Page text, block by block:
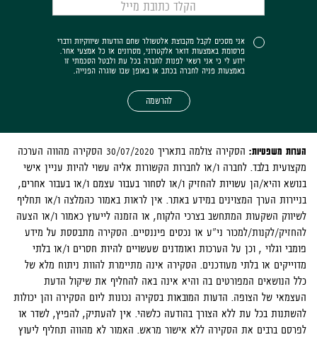
אני מסכים לקבל מקבוצת אלטשולר שחם הודעות שיווקיות ודברי
פרסומת באמצעות דואר אלקטרוני, מסרונים או כל אמצעי אחר.
ידוע לי כי אני רשאי לפנות לחברה בכל עת ולבטל הסכמתי זו
באמצעות פניה לחברה בכתב או באופן שבו שוגרה הפנייה.
להרשמה
הערות משפטיות:
הסקירה צולמה בתאריך 30/07/2020 הסקירה מהווה הערכה
מקצועית בלבד. לחברה ו/או לחברות הקשורות אליה עשוי להיות עניין אישי
בנושא והיא/הן עשויות להחזיק ו/או לסחור בעבור עצמם ו/או בעבור אחרים,
בניירות הערך המצוינים במידע באתר. אין לראות באמור כהמלצה ו/או תחליף
לשיווק השקעות המתחשב בצרכי הלקוח, או הזמנה לייעוץ כאמור ו/או הצעה
להחזיק/לקנות/למכור ני"ע או נכסים פיננסיים. הסקירה מתבססת על מידע
פומבי וגלוי , וכן על הערכות ואומדנים שעשויים להיות חסרים ו/או בלתי
מדוייקים או בלתי מעודכנים. הסקירה אינה מתיימרת להוות ניתוח מלא של
כלל הנושאים המפורטים בה והיא אינה באה להחליף את שיקול הדעת
העצמאי של הצופה. הדעות המובאות בסקירה נכונות ליום הסקירה והן יכולות
להשתנות בכל עת ללא הצורך בהודעה כלשהי. אין להעתיק, להפיץ, לשדר או
לפרסם ברבים את הסקירה ללא אישור מראש. האמור לא מהווה תחליף ליעוץ